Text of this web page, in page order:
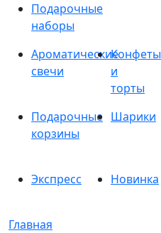
Подарочные
наборы
Ароматические
свечи
Конфеты
и
торты
Подарочные
корзины
Шарики
Экспресс
Новинка
Главная